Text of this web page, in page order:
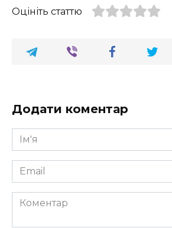
Оцініть статтю
Додати коментар
Ім'я
*
Email
*
Коментар